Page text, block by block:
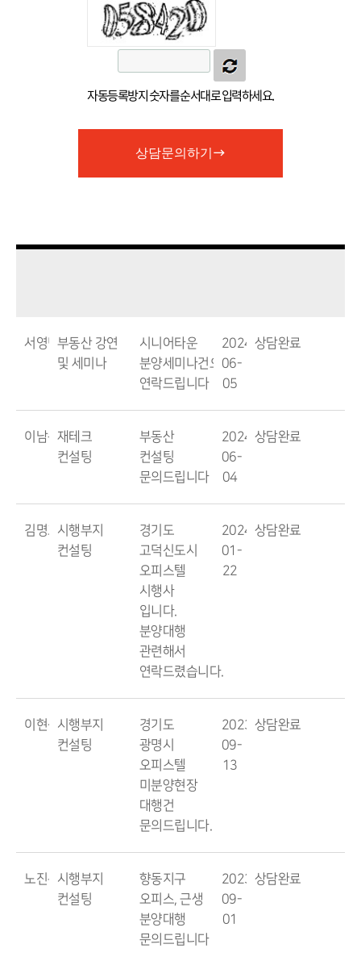
자동등록방지 숫자를 순서대로 입력하세요.
상담문의하기
서영민부동산 강연
및 세미나
시니어타운
분양세미나건으로
연락드립니다
2024-
06-
05
상담완료
이남준재테크
컨설팅
부동산
컨설팅
문의드립니다
2024-
06-
04
상담완료
김명호시행부지
컨설팅
경기도
고덕신도시
오피스텔
시행사
입니다.
분양대행
관련해서
연락드렸습니다.
2024-
01-
22
상담완료
이현석시행부지
컨설팅
경기도
광명시
오피스텔
미분양현장
대행건
문의드립니다.
2023-
09-
13
상담완료
노진구시행부지
컨설팅
향동지구
오피스, 근생
분양대행
문의드립니다
2023-
09-
01
상담완료